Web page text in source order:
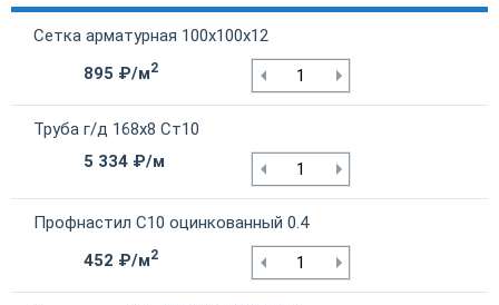
Сетка арматурная 100х100х12
895 ₽/м2
Труба г/д 168х8 Ст10
5 334 ₽/м
Профнастил С10 оцинкованный 0.4
452 ₽/м2